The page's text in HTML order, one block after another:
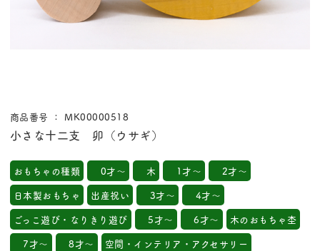
商品番号 ： MK00000518
小さな十二支 卯（ウサギ）
おもちゃの種類 0才～ 木 1才～
2才～
日本製おもちゃ
出産祝い 3才～
4才～
ごっこ遊び・なりきり遊び
5才～ 6才～
木のおもちゃ杢
7才～
8才～
空間・インテリア・アクセサリー